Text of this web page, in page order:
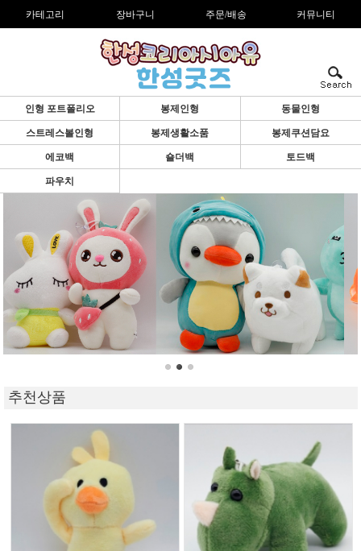
카테고리 장바구니 주문/배송 커뮤니티
인형 포트폴리오 봉제인형 동물인형
스트레스볼인형 봉제생활소품 봉제쿠션담요
에코백 숄더백 토드백
파우치
추천상품